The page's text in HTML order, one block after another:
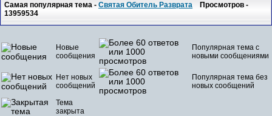
Самая популярная тема -Святая Обитель Разврата Просмотров -
13959534
Новые
сообщения
Популярная тема с
новыми сообщениями
Нет новых
сообщений
Популярная тема без
новых сообщений
Тема
закрыта